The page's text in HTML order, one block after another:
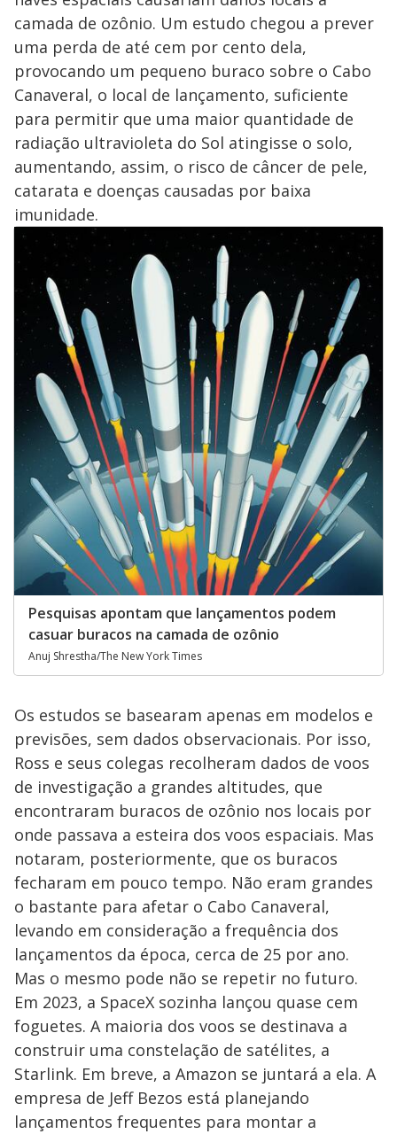
camada de ozônio. Um estudo chegou a prever
uma perda de até cem por cento dela,
provocando um pequeno buraco sobre o Cabo
Canaveral, o local de lançamento, suficiente
para permitir que uma maior quantidade de
radiação ultravioleta do Sol atingisse o solo,
aumentando, assim, o risco de câncer de pele,
catarata e doenças causadas por baixa
imunidade.
Pesquisas apontam que lançamentos podem
casuar buracos na camada de ozônio
Anuj Shrestha/The New York Times
Os estudos se basearam apenas em modelos e
previsões, sem dados observacionais. Por isso,
Ross e seus colegas recolheram dados de voos
de investigação a grandes altitudes, que
encontraram buracos de ozônio nos locais por
onde passava a esteira dos voos espaciais. Mas
notaram, posteriormente, que os buracos
fecharam em pouco tempo. Não eram grandes
o bastante para afetar o Cabo Canaveral,
levando em consideração a frequência dos
lançamentos da época, cerca de 25 por ano.
Mas o mesmo pode não se repetir no futuro.
Em 2023, a SpaceX sozinha lançou quase cem
foguetes. A maioria dos voos se destinava a
construir uma constelação de satélites, a
Starlink. Em breve, a Amazon se juntará a ela. A
empresa de Jeff Bezos está planejando
lançamentos frequentes para montar a